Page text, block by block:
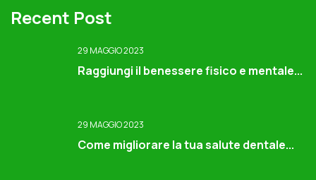
Recent Post
29 MAGGIO 2023
Raggiungi il benessere fisico e mentale...
29 MAGGIO 2023
Come migliorare la tua salute dentale...